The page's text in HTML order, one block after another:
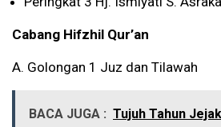
Cabang Hifzhil Qur’an
A. Golongan 1 Juz dan Tilawah
BACA JUGA : Tujuh Tahun